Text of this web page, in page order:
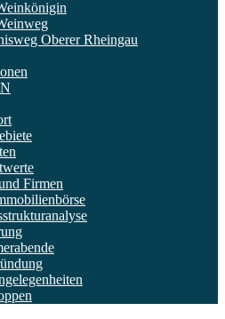
Oberer Rheingau
Firmen